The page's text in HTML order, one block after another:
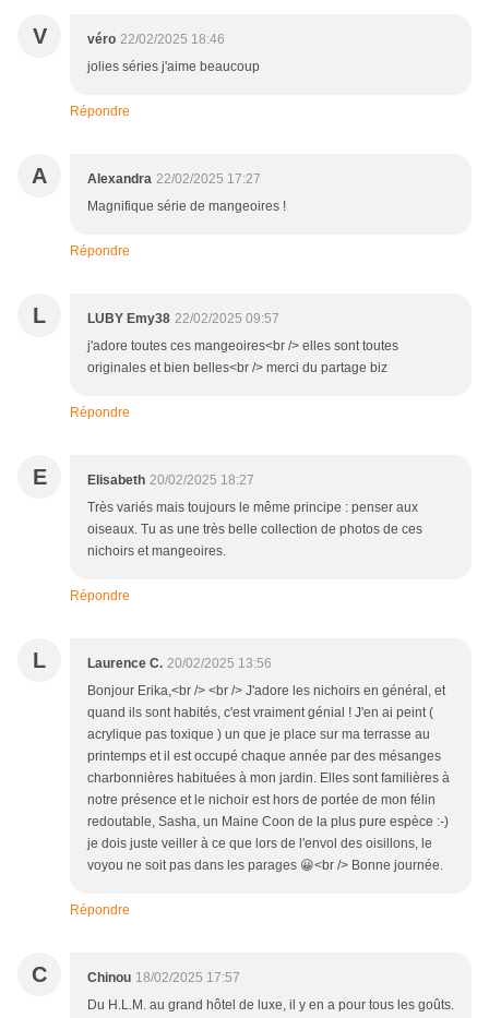
V véro 22/02/2025 18:46
jolies séries j'aime beaucoup
Répondre
A Alexandra 22/02/2025 17:27
Magnifique série de mangeoires !
Répondre
L LUBY Emy38 22/02/2025 09:57
j'adore toutes ces mangeoires<br /> elles sont toutes
originales et bien belles<br /> merci du partage biz
Répondre
E Elisabeth 20/02/2025 18:27
Très variés mais toujours le même principe : penser aux
oiseaux. Tu as une très belle collection de photos de ces
nichoirs et mangeoires.
Répondre
L Laurence C. 20/02/2025 13:56
Bonjour Erika,<br /> <br /> J'adore les nichoirs en général, et
quand ils sont habités, c'est vraiment génial ! J'en ai peint (
acrylique pas toxique ) un que je place sur ma terrasse au
printemps et il est occupé chaque année par des mésanges
charbonnières habituées à mon jardin. Elles sont familières à
notre présence et le nichoir est hors de portée de mon félin
redoutable, Sasha, un Maine Coon de la plus pure espèce :-)
je dois juste veiller à ce que lors de l'envol des oisillons, le
voyou ne soit pas dans les parages 😀<br /> Bonne journée.
Répondre
C Chinou 18/02/2025 17:57
Du H.L.M. au grand hôtel de luxe, il y en a pour tous les goûts.